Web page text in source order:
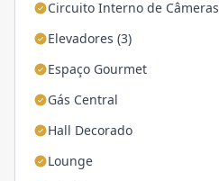
Circuito Interno de Câmeras
Elevadores (3)
Espaço Gourmet
Gás Central
Hall Decorado
Lounge